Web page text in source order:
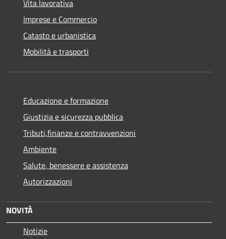
Vita lavorativa
Imprese e Commercio
Catasto e urbanistica
Mobilità e trasporti
Educazione e formazione
Giustizia e sicurezza pubblica
Tributi,finanze e contravvenzioni
Ambiente
Salute, benessere e assistenza
Autorizzazioni
NOVITÀ
Notizie